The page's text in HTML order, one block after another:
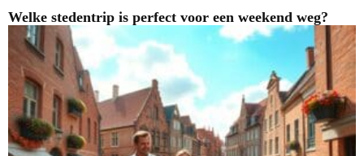
Welke stedentrip is perfect voor een weekend weg?